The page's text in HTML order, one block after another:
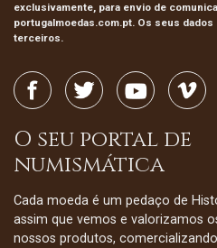
exclusivamente, para envio de
portugalmoedas.com.pt. Os seus
terceiros.
O seu portal de
numismática
Cada moeda é um pedaço de
assim que vemos e valorizamos
nossos produtos, comercializando